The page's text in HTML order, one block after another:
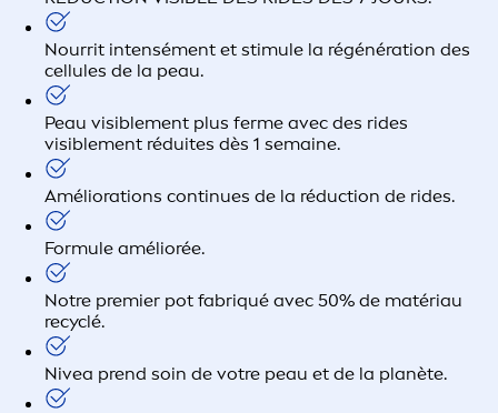
Nourrit intensément et stimule la régénération des
cellules de la peau.
Peau visiblement plus ferme avec des rides
visiblement réduites dès 1 semaine.
Améliorations continues de la réduction de rides.
Formule améliorée.
Notre premier pot fabriqué avec 50% de matériau
recyclé.
Nivea prend soin de votre peau et de la planète.